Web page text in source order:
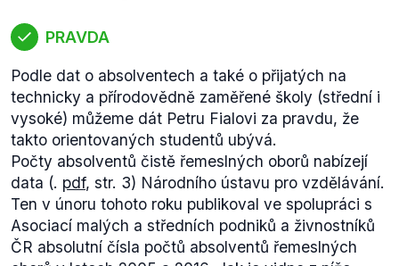
kapitole MŠMT.
V roce
dalších zhruba 500 lidí na ministerstvo financí a
Generální finanční ředitelství v souvislosti s
rozjezdem EET, přes 700 nových lidí posílilo úřady
práce a desítky nových míst pak přibyly v České
inspekci životního prostředí, Státní zemědělské a
potravinářské inspekci, Energetickém regulačním
úřadu a České obchodní inspekci. Ovšem přibylo
také necelých 1000 vojáků a zhruba podobný počet
míst vznikl u Policie České republiky a v Hasičském
PRAVDA
Podle dat o absolventech a také o přijatých na
technicky a přírodovědně zaměřené školy (střední i
vysoké) můžeme dát Petru Fialovi za pravdu, že
takto orientovaných studentů ubývá.
Počty absolventů čistě řemeslných oborů nabízejí
data (. pdf, str. 3) Národního ústavu pro vzdělávání.
Ten v únoru tohoto roku publikoval ve spolupráci s
Asociací malých a středních podniků a živnostníků
ČR absolutní čísla počtů absolventů řemeslných